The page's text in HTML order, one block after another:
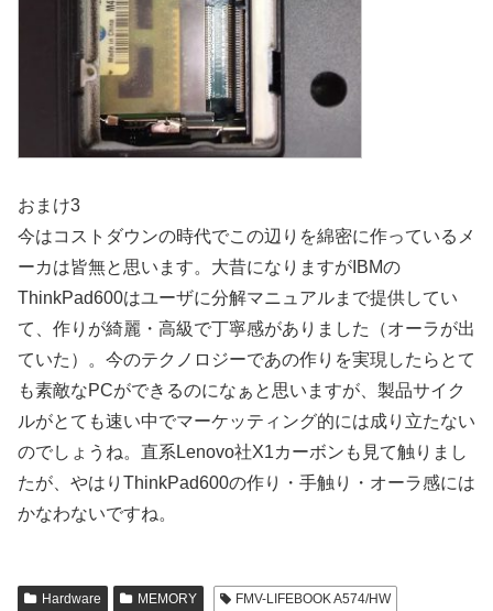
おまけ3
今はコストダウンの時代でこの辺りを綿密に作っているメ
ーカは皆無と思います。大昔になりますがIBMの
ThinkPad600はユーザに分解マニュアルまで提供してい
て、作りが綺麗・高級で丁寧感がありました（オーラが出
ていた）。今のテクノロジーであの作りを実現したらとて
も素敵なPCができるのになぁと思いますが、製品サイク
ルがとても速い中でマーケッティング的には成り立たない
のでしょうね。直系Lenovo社X1カーボンも見て触りまし
たが、やはりThinkPad600の作り・手触り・オーラ感には
かなわないですね。
Hardware MEMORY
FMV-LIFEBOOK A574/HW